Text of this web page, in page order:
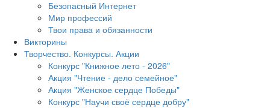
Безопасный Интернет
Мир профессий
Твои права и обязанности
Викторины
Творчество. Конкурсы. Акции
Конкурс "Книжное лето - 2026"
Акция "Чтение - дело семейное"
Акция "Женское сердце Победы"
Конкурс "Научи своё сердце добру"